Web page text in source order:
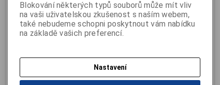
modrá
Obuv OK BARE dětská 2 SZ,
modrá silver
Blokování některých typů souborů může mít vliv
na vaši uživatelskou zkušenost s naším webem,
také nebudeme schopni poskytnout vám nabídku
na základě vašich preferencí.
Nastavení